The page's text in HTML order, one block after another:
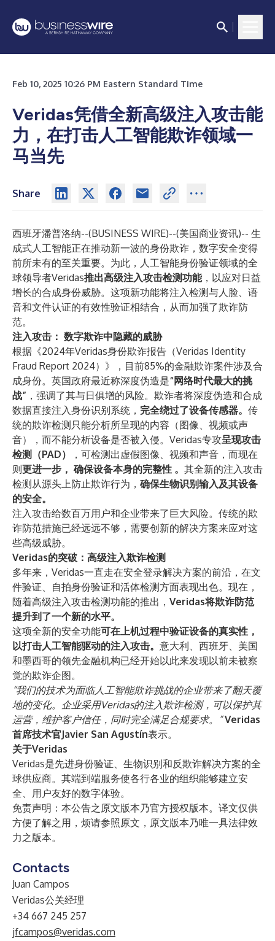
Feb 10, 2025 10:26 PM Eastern Standard Time
Veridas凭借全新高级注入攻击能
力，在打击人工智能欺诈领域一
马当先
Share
西班牙潘普洛纳--(BUSINESS WIRE)--(美国商业资讯)-- 生
成式人工智能正在推动新一波的身份欺诈，数字安全变得
前所未有的至关重要。为此，人工智能身份验证领域的全
球领导者Veridas推出高级注入攻击检测功能，以应对日益
增长的合成身份威胁。这项新功能将注入检测与人脸、语
音和文件认证的有效性验证相结合，从而加强了欺诈防
范。
注入攻击： 数字欺诈中隐藏的威胁
根据 《2024年Veridas身份欺诈报告（Veridas Identity
Fraud Report 2024）》
，目前85%的金融欺诈案件涉及合
成身份。英国政府最近称深度伪造是“网络时代最大的挑
战” ，强调了其与日俱增的风险。欺诈者将深度伪造和合成
数据直接注入身份识别系统， 完全绕过了设备传感器。 传
统的欺诈检测只能分析所呈现的内容（图像、视频或声
音），而不能分析设备是否被入侵。Veridas专攻呈现攻击
检测（PAD）
，可检测出虚假图像、视频和声音，而现在
则更进一步， 确保设备本身的完整性 。 其全新的注入攻击
检测从源头上防止欺诈行为， 确保生物识别输入及其设备
的安全。
注入攻击给数百万用户和企业带来了巨大风险。传统的欺
诈防范措施已经远远不够，需要创新的解决方案来应对这
些高级威胁。
Veridas的突破：高级注入欺诈检测
多年来，Veridas一直走在安全登录解决方案的前沿，在文
件验证、自拍身份验证和活体检测方面表现出色。现在，
随着高级注入攻击检测功能的推出， Veridas将欺诈防范
提升到了一个新的水平。
这项全新的安全功能可在上机过程中验证设备的真实性，
以打击人工智能驱动的注入攻击。 意大利、西班牙、美国
和墨西哥的领先金融机构已经开始以此来发现以前未被察
觉的欺诈企图。
“我们的技术为面临人工智能欺诈挑战的企业带来了翻天覆
地的变化。企业采用Veridas的注入欺诈检测，可以保护其
运营，维护客户信任，同时完全满足合规要求。” Veridas
首席技术官Javier San Agustín表示。
关于Veridas
Veridas是先进身份验证、生物识别和反欺诈解决方案的全
球供应商。其端到端服务使各行各业的组织能够建立安
全、用户友好的数字体验。
免责声明：本公告之原文版本乃官方授权版本。译文仅供
方便了解之用，烦请参照原文，原文版本乃唯一具法律效
力之版本。
Contacts
Juan Campos
Veridas公关经理
+34 667 245 257
jfcampos@veridas.com